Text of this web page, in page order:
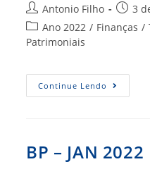
Autor
do
post:
Antonio Filho
Post3
Categoria
do
Ano 2022 / Finanças /
Patrimoniais
Continue Lendo
BP – JAN 2022